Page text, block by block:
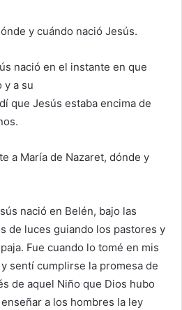
y cuándo nació Jesús.
nació en el instante en que
y a su
que Jesús estaba encima de
a María de Nazaret, dónde y
nació en Belén, bajo las
de luces guiando los pastores y
Fue cuando lo tomé en mis
sentí cumplirse la promesa de
de aquel Niño que Dios hubo
a los hombres la ley